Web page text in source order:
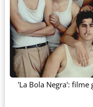
'La Bola Negra': filme